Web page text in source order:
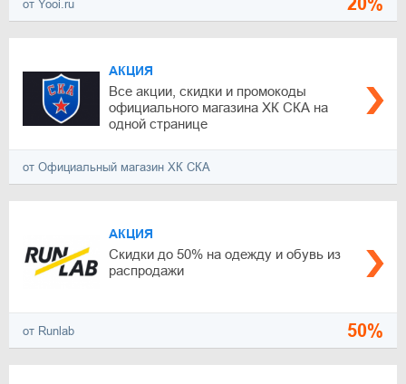
от Yooi.ru
АКЦИЯ
Все акции, скидки и промокоды
официального магазина ХК СКА на
одной странице
от Официальный магазин ХК СКА
АКЦИЯ
Скидки до 50% на одежду и обувь из
распродажи
от Runlab 50%